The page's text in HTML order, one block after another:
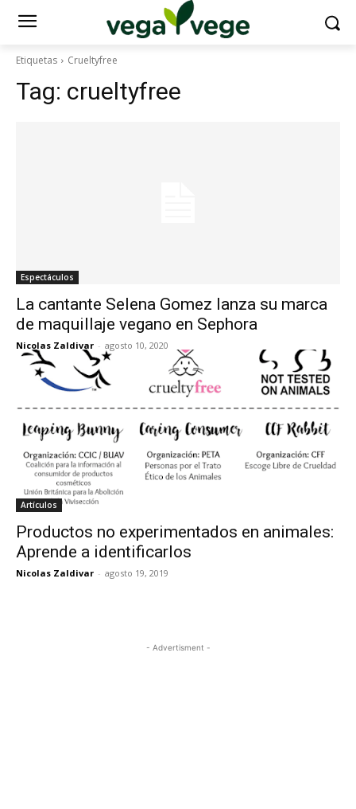
Etiquetas Crueltyfree
Tag: crueltyfree
Espectáculos
La cantante Selena Gomez lanza su marca
de maquillaje vegano en Sephora
Nicolas Zaldivar - agosto 10, 2020
Artículos
Productos no experimentados en animales:
Aprende a identificarlos
Nicolas Zaldivar - agosto 19, 2019
- Advertisment -